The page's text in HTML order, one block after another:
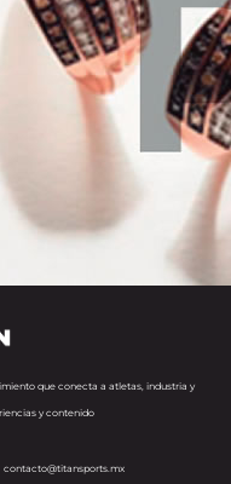
que conecta a atletas, industria y
y contenido
contacto@titansports.mx